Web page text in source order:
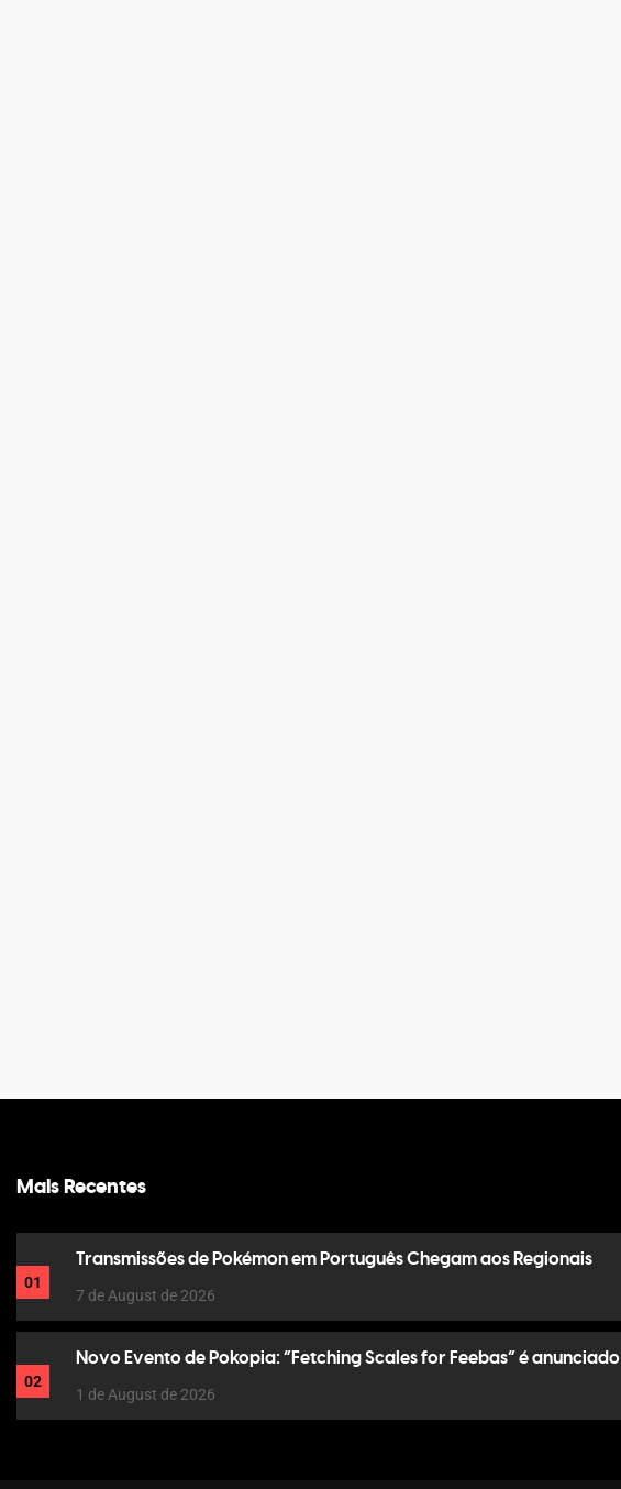
Mais Recentes
01
Transmissões de Pokémon em Português Chegam aos Regionais
7 de August de 2026
02
Novo Evento de Pokopia: “Fetching Scales for Feebas” é anunciado
1 de August de 2026